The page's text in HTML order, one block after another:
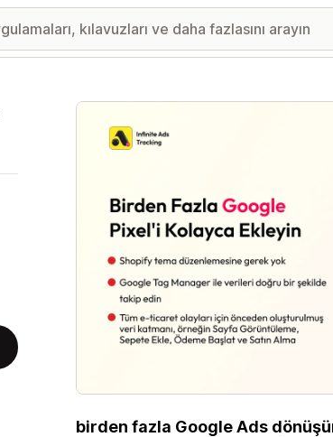
Öne çıkan görsel galerisi
birden fazla Google Ads